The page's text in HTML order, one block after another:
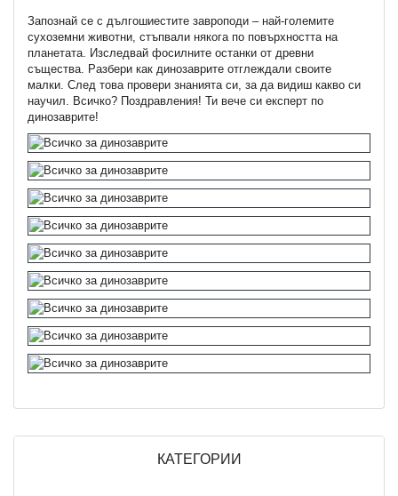
Запознай се с дългошиестите завроподи – най-големите
сухоземни животни, стъпвали някога по повърхността на
планетата. Изследвай фосилните останки от древни
същества. Разбери как динозаврите отглеждали своите
малки. След това провери знанията си, за да видиш какво си
научил. Всичко? Поздравления! Ти вече си експерт по
динозаврите!
КАТЕГОРИИ